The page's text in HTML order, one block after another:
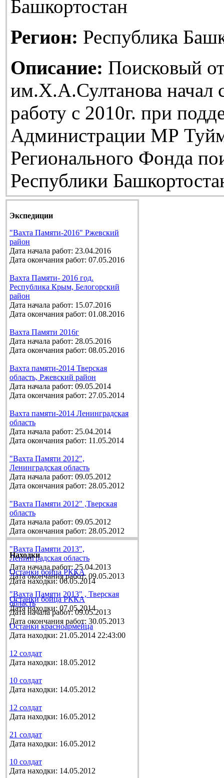
Башкортостан
Регион: Республика
Описание: Поисковый
им.Х.А.Султанова начал
работу с 2010г. при
Администрации МР
Регионального Фонда
Республики
Экспедиции
"Вахта Памяти-2016" Ржевский
район
Дата начала работ: 23.04.2016
Дата окончания работ: 07.05.2016
Вахта Памяти- 2016 год.
Республика Крым, Белогорский
район
Дата начала работ: 15.07.2016
Дата окончания работ: 01.08.2016
Вахта Памяти 2016г
Дата начала работ: 28.05.2016
Дата окончания работ: 08.05.2016
Вахта памяти-2014 Тверская
область, Ржевский район
Дата начала работ: 09.05.2014
Дата окончания работ: 27.05.2014
Вахта памяти-2014 Ленинградская
область
Дата начала работ: 25.04.2014
Дата окончания работ: 11.05.2014
"Вахта Памяти 2012",
Ленинградская область
Дата начала работ: 09.05.2012
Дата окончания работ: 28.05.2012
"Вахта Памяти 2012" ,Тверская
область
Дата начала работ: 09.05.2012
Дата окончания работ: 28.05.2012
"Вахта Памяти 2013",
Ленинградская область
Дата начала работ: 25.04.2013
Дата окончания работ: 09.05.2013
"Вахта Памяти 2013" , Тверская
область
Дата начала работ: 09.05.2013
Дата окончания работ: 30.05.2013
Находки
Останки бойца РККА
Дата находки: 06.05.2014
Останки бойца РККА
Дата находки: 07.05.2014
Останки красноармейца
Дата находки: 21.05.2014 22:43:00
12 солдат
Дата находки: 18.05.2012
10 солдат
Дата находки: 14.05.2012
12 солдат
Дата находки: 16.05.2012
21 солдат
Дата находки: 16.05.2012
10 солдат
Дата находки: 14.05.2012